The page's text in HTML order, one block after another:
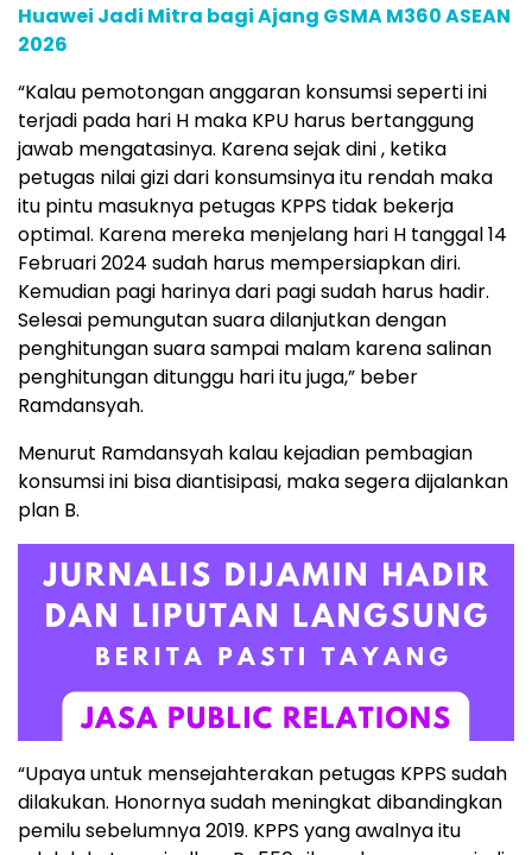
Huawei Jadi Mitra bagi Ajang GSMA M360 ASEAN
2026
“Kalau pemotongan anggaran konsumsi seperti ini
terjadi pada hari H maka KPU harus bertanggung
jawab mengatasinya. Karena sejak dini , ketika
petugas nilai gizi dari konsumsinya itu rendah maka
itu pintu masuknya petugas KPPS tidak bekerja
optimal. Karena mereka menjelang hari H tanggal 14
Februari 2024 sudah harus mempersiapkan diri.
Kemudian pagi harinya dari pagi sudah harus hadir.
Selesai pemungutan suara dilanjutkan dengan
penghitungan suara sampai malam karena salinan
penghitungan ditunggu hari itu juga,” beber
Ramdansyah.
Menurut Ramdansyah kalau kejadian pembagian
konsumsi ini bisa diantisipasi, maka segera dijalankan
plan B.
“Upaya untuk mensejahterakan petugas KPPS sudah
dilakukan. Honornya sudah meningkat dibandingkan
pemilu sebelumnya 2019. KPPS yang awalnya itu